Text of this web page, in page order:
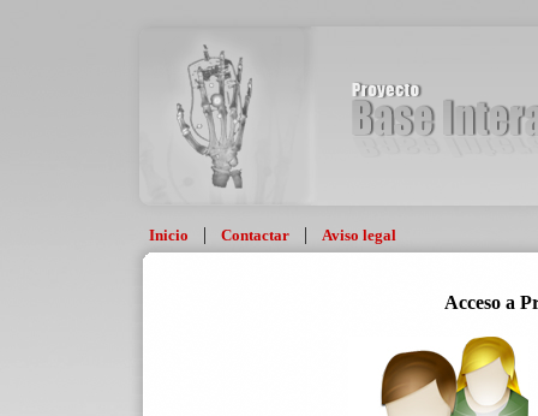
Inicio | Contactar | Aviso legal
Acceso a